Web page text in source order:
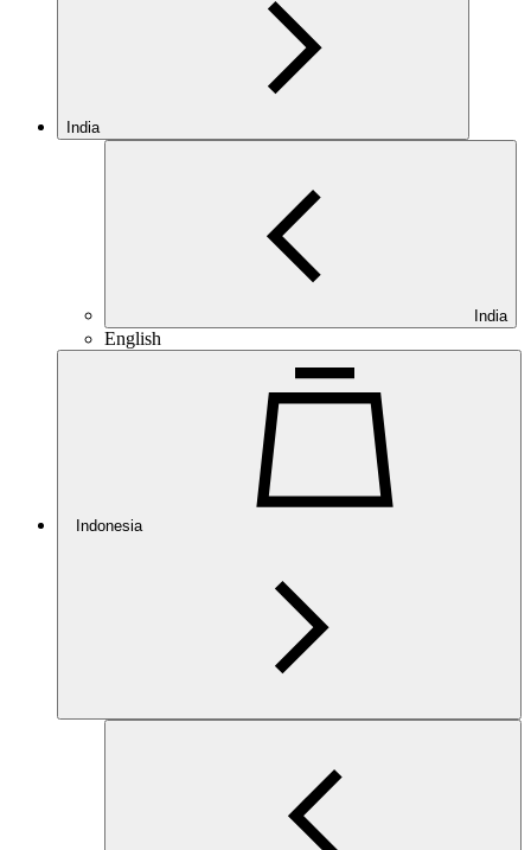
India
India
English
Indonesia